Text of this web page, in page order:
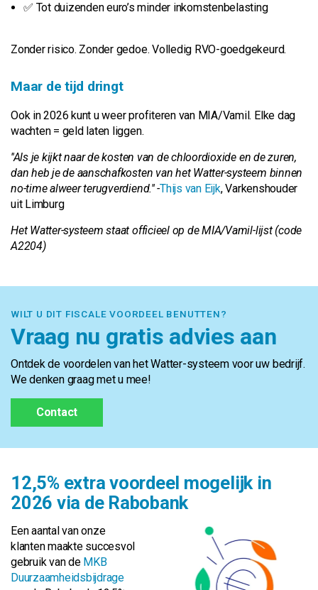
✅ Tot duizenden euro’s minder inkomstenbelasting
Zonder risico. Zonder gedoe. Volledig RVO-goedgekeurd.
Maar de tijd dringt
Ook in 2026 kunt u weer profiteren van MIA/Vamil. Elke dag
wachten = geld laten liggen.
''Als je kijkt naar de kosten van de chloordioxide en de zuren,
dan heb je de aanschafkosten van het Watter-systeem binnen
no-time alweer terugverdiend.'' -Thijs van Eijk, Varkenshouder
uit Limburg
Het Watter-systeem staat officieel op de MIA/Vamil-lijst (code
A2204)
WILT U DIT FISCALE VOORDEEL BENUTTEN?
Vraag nu gratis advies aan
Ontdek de voordelen van het Watter-systeem voor uw bedrijf.
We denken graag met u mee!
Contact
12,5% extra voordeel mogelijk in
2026 via de Rabobank
Een aantal van onze
klanten maakte succesvol
gebruik van de MKB
Duurzaamheidsbijdrage